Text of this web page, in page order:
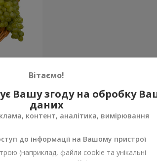
Вітаємо!
Вашу згоду на обробку
даних
контент, аналітика, вимірювання
до інформації на Вашому пристрої
(наприклад, файли cookie та унікальні